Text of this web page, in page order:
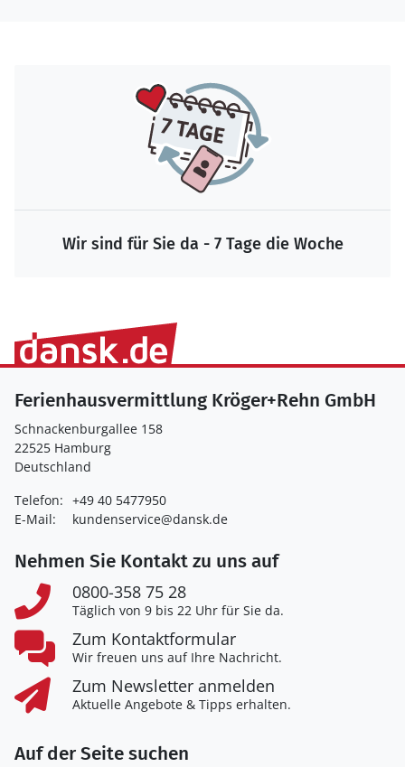
Wir sind für Sie da - 7 Tage die Woche
Ferienhausvermittlung Kröger+Rehn GmbH
Schnackenburgallee 158
22525 Hamburg
Deutschland
Telefon: +49 40 5477950
E-Mail:
kundenservice@dansk.de
Nehmen Sie Kontakt zu uns auf
0800-358 75 28
Täglich von 9 bis 22 Uhr für Sie da.
Zum Kontaktformular
Wir freuen uns auf Ihre Nachricht.
Zum Newsletter anmelden
Aktuelle Angebote & Tipps erhalten.
Auf der Seite suchen